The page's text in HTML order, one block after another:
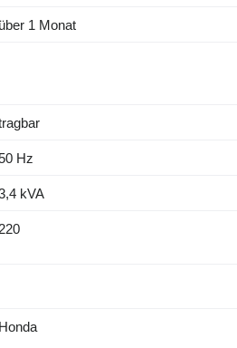
über 1 Monat
Hz
kVA
220
Honda